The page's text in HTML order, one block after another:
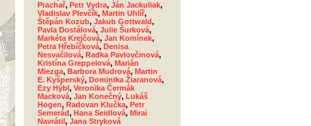
Prachař, Petr Vydra, Ján Jackuliak,
Vladislav Plevčík, Martin Uhlíř,
Štěpán Kozub, Jakub Gottwald,
Pavla Dostálová, Julie Šurková,
Markéta Krejčová, Jan Komínek,
Petra Hřebíčková, Denisa
Nesvačilová, Radka Pavlovčinová,
Kristína Greppelová, Marián
Miezga, Barbora Mudrová, Martin
E. Kyšperský, Dominika Žiaranová,
Ezy Hýbl, Veronika Čermák
Macková, Jan Konečný, Lukáš
Hogen, Radovan Klučka, Petr
Semerád, Hana Seidlová, Mirai
Navrátil, Jana Stryková